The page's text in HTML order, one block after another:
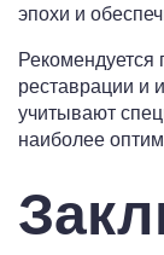
эпохи и
Рекомендуется
реставрации и
учитывают
наиболее